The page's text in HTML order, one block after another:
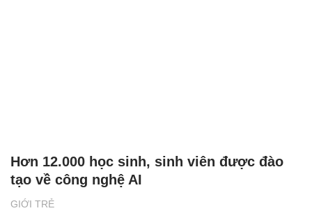
GIỚI TRẺ
Hơn 12.000 học sinh, sinh viên được đào
tạo về công nghệ AI